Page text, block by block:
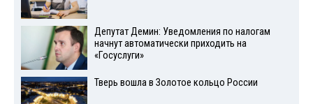
Депутат Демин: Уведомления по налогам
начнут автоматически приходить на
«Госуслуги»
Тверь вошла в Золотое кольцо России